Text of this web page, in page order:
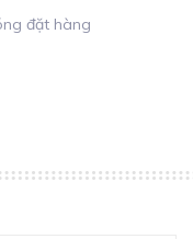
đặt hàng